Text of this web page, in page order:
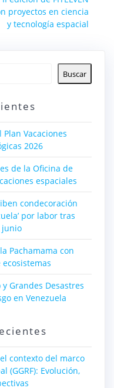
proyectos en ciencia
y tecnología espacial
Buscar
Vacaciones
2026
de la Oficina de
espaciales
condecoración
por labor tras
junio
Pachamama con
Grandes Desastres
en Venezuela
el contexto del marco
(GGRF): Evolución,